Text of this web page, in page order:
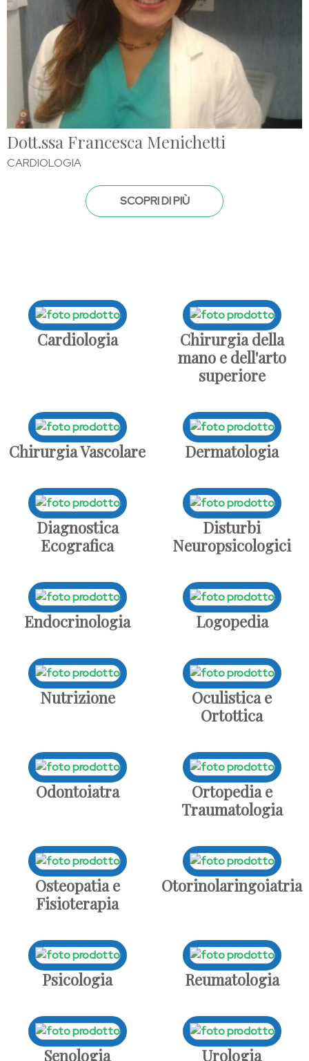
Dott.ssa Francesca Menichetti
CARDIOLOGIA
SCOPRI DI PIÙ
Cardiologia
Chirurgia della
mano e dell'arto
superiore
Chirurgia Vascolare Dermatologia
Diagnostica
Ecografica
Disturbi
Neuropsicologici
Endocrinologia Logopedia
Nutrizione
Oculistica e
Ortottica
Odontoiatra
Ortopedia e
Traumatologia
Osteopatia e
Fisioterapia
Otorinolaringoiatria
Psicologia Reumatologia
Senologia Urologia